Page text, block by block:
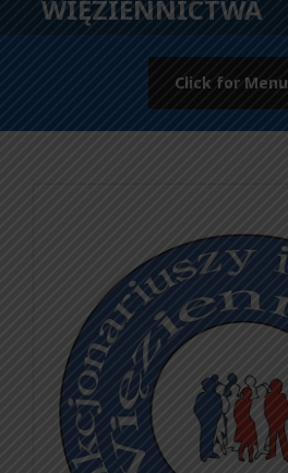
WIĘZIENNICTWA
Click for Menu